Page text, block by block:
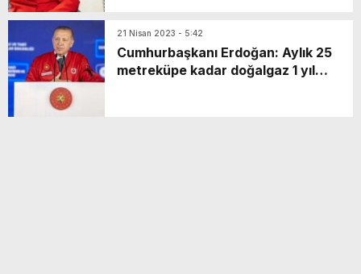
21 Nisan 2023 - 5:42
Cumhurbaşkanı Erdoğan: Aylık 25
metreküpe kadar doğalgaz 1 yıl